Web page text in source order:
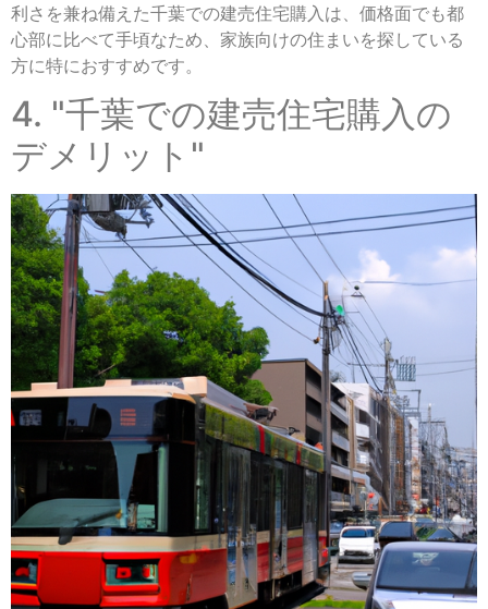
利さを兼ね備えた千葉での建売住宅購入は、価格面でも都
心部に比べて手頃なため、家族向けの住まいを探している
方に特におすすめです。
4. "千葉での建売住宅購入の
デメリット"